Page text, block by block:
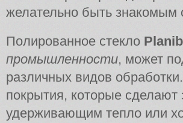
желательно быть знакомым
Полированное стекло
промышленности, может
различных видов
покрытия, которые
удерживающим тепло или